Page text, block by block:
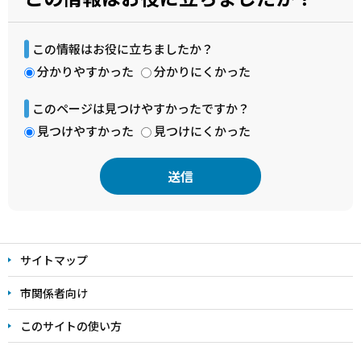
この情報はお役に立ちましたか？
分かりやすかった
分かりにくかった
このページは見つけやすかったですか？
見つけやすかった
見つけにくかった
文
こ
こ
ま
で
サイトマップ
市関係者向け
このサイトの使い方